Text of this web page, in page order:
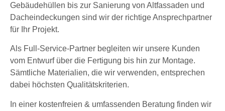
Gebäudehüllen bis zur Sanierung von Altfassaden und
Dacheindeckungen sind wir der richtige Ansprechpartner
für Ihr Projekt.
Als Full-Service-Partner begleiten wir unsere Kunden
vom Entwurf über die Fertigung bis hin zur Montage.
Sämtliche Materialien, die wir verwenden, entsprechen
dabei höchsten Qualitätskriterien.
In einer kostenfreien & umfassenden Beratung finden wir